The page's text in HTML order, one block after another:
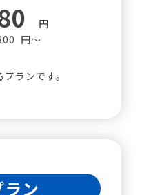
円
円～
ランです。
ン